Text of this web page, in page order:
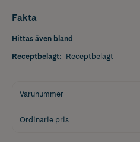
Fakta
Hittas även bland
Receptbelagt: Receptbelagt
Varunummer
Ordinarie pris